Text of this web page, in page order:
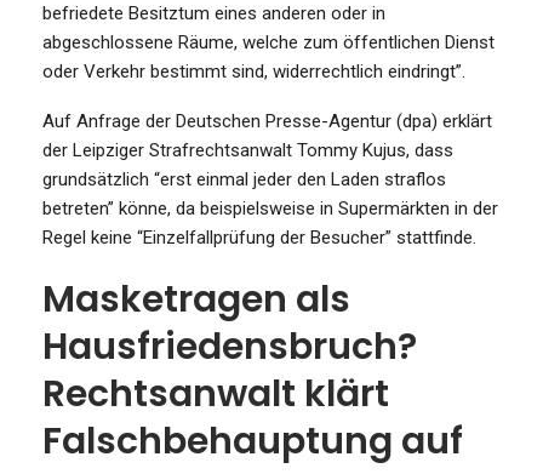
befriedete Besitztum eines anderen oder in
abgeschlossene Räume, welche zum öffentlichen Dienst
oder Verkehr bestimmt sind, widerrechtlich eindringt”.
Auf Anfrage der Deutschen Presse-Agentur (dpa) erklärt
der Leipziger Strafrechtsanwalt Tommy Kujus, dass
grundsätzlich “erst einmal jeder den Laden straflos
betreten” könne, da beispielsweise in Supermärkten in der
Regel keine “Einzelfallprüfung der Besucher” stattfinde.
Masketragen als
Hausfriedensbruch?
Rechtsanwalt klärt
Falschbehauptung auf